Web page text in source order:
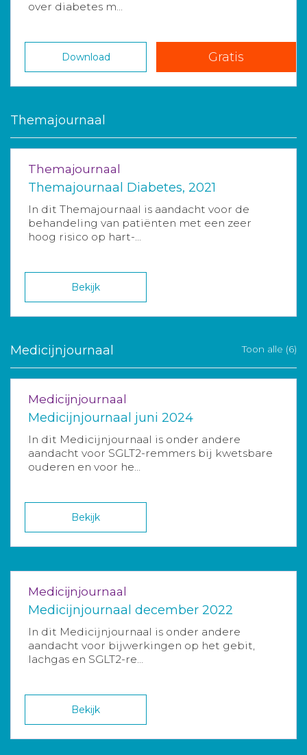
over diabetes m...
Download Gratis
Themajournaal
Themajournaal
Themajournaal Diabetes, 2021
In dit Themajournaal is aandacht voor de
behandeling van patiënten met een zeer
hoog risico op hart-...
Bekijk
Medicijnjournaal Toon alle (6)
Medicijnjournaal
Medicijnjournaal juni 2024
In dit Medicijnjournaal is onder andere
aandacht voor SGLT2-remmers bij kwetsbare
ouderen en voor he...
Bekijk
Medicijnjournaal
Medicijnjournaal december 2022
In dit Medicijnjournaal is onder andere
aandacht voor bijwerkingen op het gebit,
lachgas en SGLT2-re...
Bekijk